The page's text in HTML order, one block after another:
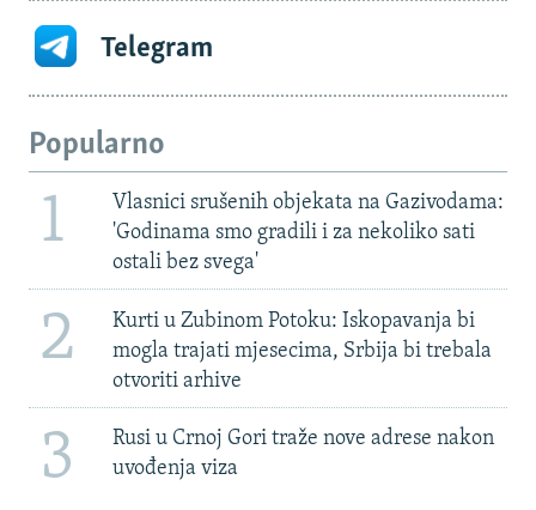
Telegram
Popularno
1
Vlasnici srušenih objekata na Gazivodama:
'Godinama smo gradili i za nekoliko sati
ostali bez svega'
2
Kurti u Zubinom Potoku: Iskopavanja bi
mogla trajati mjesecima, Srbija bi trebala
otvoriti arhive
3
Rusi u Crnoj Gori traže nove adrese nakon
uvođenja viza